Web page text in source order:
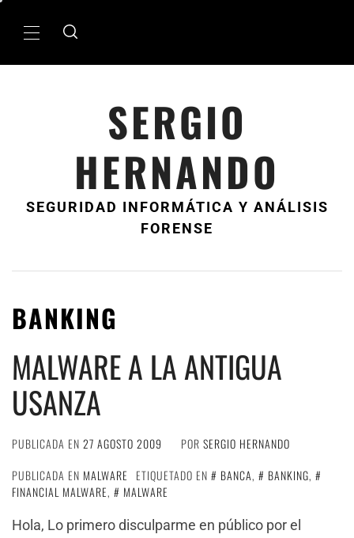
MenÃº
SERGIO
HERNANDO
SEGURIDAD INFORMÁTICA Y ANÁLISIS
FORENSE
BANKING
MALWARE A LA ANTIGUA
USANZA
PUBLICADA EN 27 AGOSTO 2009 POR SERGIO HERNANDO
PUBLICADA EN MALWARE ETIQUETADO EN BANCA, BANKING,
FINANCIAL MALWARE,
MALWARE
Hola, Lo primero disculparme en público por el